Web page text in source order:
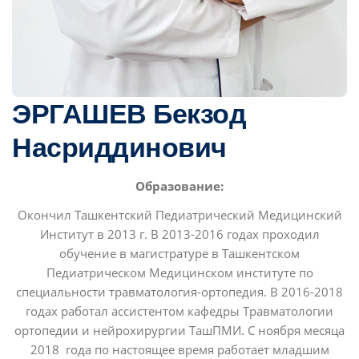
ЭРГАШЕВ Бекзод
Насриддинович
Образование:
Окончил Ташкентский Педиатрический Медицинский
Институт в 2013 г. В 2013-2016 годах проходил
обучение в магистратуре в Ташкентском
Педиатрическом Медицинском институте по
специальности травматология-ортопедия. В 2016-2018
годах работал ассистентом кафедры Травматологии
ортопедии и нейрохирургии ТашПМИ. С ноября месяца
2018 года по настоящее время работает младшим